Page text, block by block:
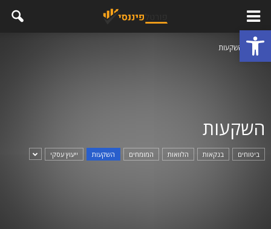
פתח סרגל נגישות
בית השקעות
השקעות
ביטוחים בנקאות הלוואות המומחים השקעות ייעוץ עסקי